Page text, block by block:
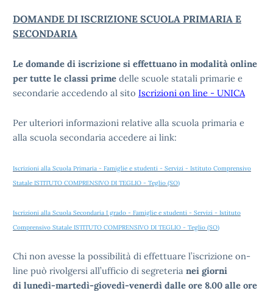
DOMANDE DI ISCRIZIONE SCUOLA PRIMARIA E
SECONDARIA
Le domande di iscrizione si effettuano in modalità online
per tutte le classi prime delle scuole statali primarie e
secondarie accedendo al sito Iscrizioni on line - UNICA
Per ulteriori informazioni relative alla scuola primaria e
alla scuola secondaria accedere ai link:
Iscrizioni alla Scuola Primaria - Famiglie e studenti - Servizi - Istituto Comprensivo
Statale ISTITUTO COMPRENSIVO DI TEGLIO - Teglio (SO)
Iscrizioni alla Scuola Secondaria I grado - Famiglie e studenti - Servizi - Istituto
Comprensivo Statale ISTITUTO COMPRENSIVO DI TEGLIO - Teglio (SO)
Chi non avesse la possibilità di effettuare l’iscrizione on-
line può rivolgersi all’ufficio di segreteria nei giorni
di lunedì-martedì-giovedì-venerdì dalle ore 8.00 alle ore